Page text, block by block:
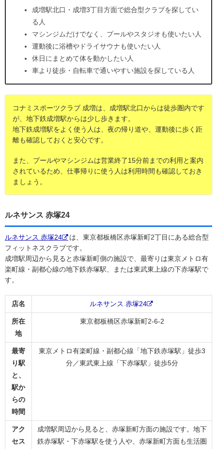
成増駅北口・成増3丁目方面で総合型クラブを探してい
る人
マシンジムだけでなく、プールやスタジオも使いたい人
運動後に浴槽やドライサウナも使いたい人
休日にまとめて体を動かしたい人
車より徒歩・自転車で通いやすい施設を探している人
コナミスポーツクラブ 成増は、成増駅北口からは徒歩圏内です
が、地下鉄成増駅からは少し歩きます。
地下鉄成増駅をよく使う人は、夜の帰り道や、運動後に歩く距
離も確認しておくと安心です。
また、プールやマシンジムは営業終了15分前までの利用と案内
されているため、仕事帰りに使う人は利用時間も確認しておき
ましょう。
ルネサンス 赤塚24
ルネサンス 赤塚24
は、東京都板橋区赤塚新町2丁目にある総合型
フィットネスクラブです。
成増駅周辺から見ると赤塚新町側の施設で、最寄りは東京メトロ有
楽町線・副都心線の地下鉄赤塚駅、または東武東上線の下赤塚駅で
す。
店名 ルネサンス 赤塚24
所在
地
東京都板橋区赤塚新町2-6-2
最寄
り駅
と、
駅か
らの
時間
東京メトロ有楽町線・副都心線「地下鉄赤塚駅」徒歩3
分／東武東上線「下赤塚駅」徒歩5分
アク
セス
成増駅周辺から見ると、赤塚新町方面の施設です。地下
鉄赤塚駅・下赤塚駅を使う人や、赤塚新町方面も生活圏